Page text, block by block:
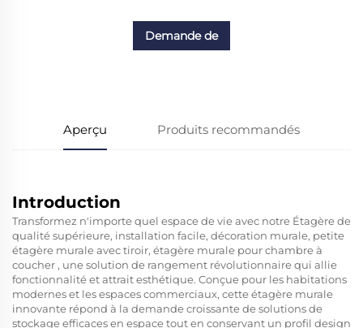
Demande de
Aperçu Produits recommandés
Introduction
Transformez n'importe quel espace de vie avec notre Étagère de
qualité supérieure, installation facile, décoration murale, petite
étagère murale avec tiroir, étagère murale pour chambre à
coucher , une solution de rangement révolutionnaire qui allie
fonctionnalité et attrait esthétique. Conçue pour les habitations
modernes et les espaces commerciaux, cette étagère murale
innovante répond à la demande croissante de solutions de
stockage efficaces en espace tout en conservant un profil design